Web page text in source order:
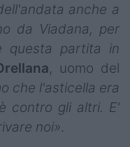
anche a
da Viadana, per
questa partita in
, uomo del
che l'asticella era
contro gli altri. E'
noi».